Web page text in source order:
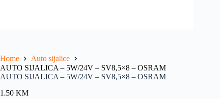
Home
Auto sijalice
AUTO SIJALICA – 5W/24V – SV8,5×8 – OSRAM
AUTO SIJALICA – 5W/24V – SV8,5×8 – OSRAM
1.50 KM